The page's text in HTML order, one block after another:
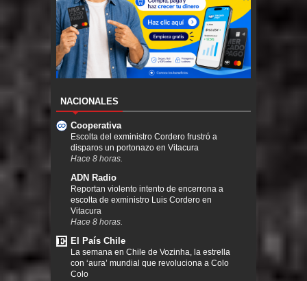
NACIONALES
Cooperativa
Escolta del exministro Cordero frustró a
disparos un portonazo en Vitacura
Hace 8 horas.
ADN Radio
Reportan violento intento de encerrona a
escolta de exministro Luis Cordero en
Vitacura
Hace 8 horas.
El País Chile
La semana en Chile de Vozinha, la estrella
con ‘aura’ mundial que revoluciona a Colo
Colo